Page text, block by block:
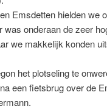
Emsdetten hielden we
was onderaan de zeer
we makkelijk konden
het plotseling te
een fietsbrug over de